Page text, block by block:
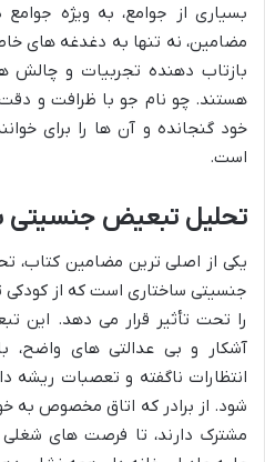
بسیاری از جوامع، به ویژه
مضامین، نه تنها به دغدغه های
بازتاب دهنده تجربیات و چالش
هستند. چو نام جو با ظرافت و
خود گنجانده و آن ها را برای
است.
تحلیل تبعیض جنسیتی
یکی از اصلی ترین مضامین کتاب،
جنسیتی ساختاری است که از کودکی
را تحت تأثیر قرار می دهد. این
آشکار و بی عدالتی های واضح،
انتظارات ناگفته و تعصبات ریشه
شود. از برادر که اتاق مخصوص به
مشترک دارند، تا فرصت های شغلی